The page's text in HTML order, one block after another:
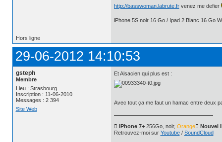
http://basswoman.labrute.frvenez me defier
iPhone 5S noir 16 Go / Ipad 2 Blanc 16 Go
Hors ligne
29-06-2012 14:10:53
gsteph
Membre
Lieu : Strasbourg
Inscription : 11-06-2010
Messages : 2 394
Site Web
Et Alsacien qui plus est :
Avec tout ça me faut un hamac entre deux
 iPhone 7+256Go, noir, Orange Nouvel
Retrouvez-moi sur Youtube/ SoundCloud